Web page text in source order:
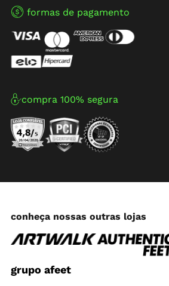
formas de pagamento
compra 100% segura
conheça nossas outras lojas
grupo afeet